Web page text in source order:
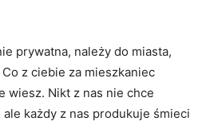
prywatna, należy do miasta,
z ciebie za mieszkaniec
wiesz. Nikt z nas nie chce
ale każdy z nas produkuje śmieci